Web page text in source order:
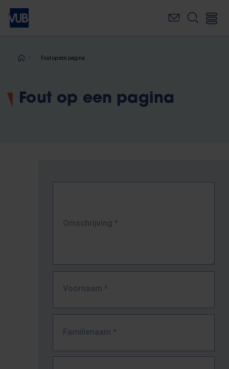
Overslaan
naar
inhoudKruimelpad
Fout op een pagina
Fout op een pagina
Omschrijving *
Voornaam *
Familienaam *